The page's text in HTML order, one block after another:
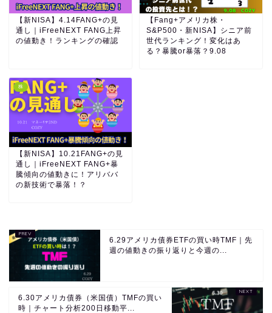
【新NISA】4.14FANG+の見
通し｜iFreeNEXT FANG上昇
の値動き！ランキングの確認
【Fang+アメリカ株・
S&P500・新NISA】シニア前
世代ランキング！変化はあ
る？暴騰or暴落？9.08
株
【新NISA】10.21FANG+の見
通し｜iFreeNEXT FANG+暴
騰傾向の値動きに！アリババ
の新技術で暴落！？
6.29アメリカ債券ETFの買い時TMF｜先
週の値動きの振り返りと今週の...
6.30アメリカ債券（米国債）TMFの買い
時｜チャート分析200日移動平...